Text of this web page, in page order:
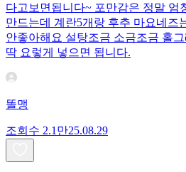
다고보면됩니다~ 포만감은 정말 엄
만드는데 계란5개랑 후추 마요네즈
안좋아해요 설탕조금 소금조금 홀
딱 요렇게 넣으면 됩니다.
똘맹
조회수 2.1만25.08.29